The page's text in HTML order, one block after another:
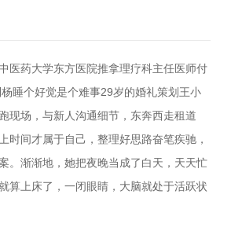
医药大学东方医院推拿理疗科主任医师付
睡个好觉是个难事29岁的婚礼策划王小
现场，与新人沟通细节，东奔西走租道
时间才属于自己，整理好思路奋笔疾驰，
。渐渐地，她把夜晚当成了白天，天天忙
算上床了，一闭眼睛，大脑就处于活跃状